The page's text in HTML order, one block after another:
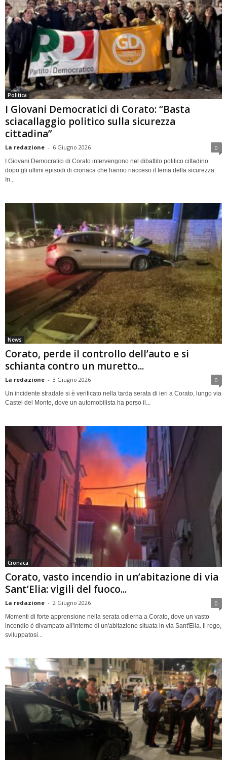
Politica
I Giovani Democratici di Corato: “Basta
sciacallaggio politico sulla sicurezza
cittadina”
La redazione - 6 Giugno 2026 0
I Giovani Democratici di Corato intervengono nel dibattito politico cittadino
dopo gli ultimi episodi di cronaca che hanno riacceso il tema della sicurezza.
In...
News
Corato, perde il controllo dell’auto e si
schianta contro un muretto...
La redazione - 3 Giugno 2026 0
Un incidente stradale si è verificato nella tarda serata di ieri a Corato, lungo via
Castel del Monte, dove un automobilista ha perso il...
Cronaca
Corato, vasto incendio in un’abitazione di via
Sant’Elia: vigili del fuoco...
La redazione - 2 Giugno 2026 0
Momenti di forte apprensione nella serata odierna a Corato, dove un vasto
incendio è divampato all'interno di un'abitazione situata in via Sant'Elia. Il rogo,
sviluppatosi...